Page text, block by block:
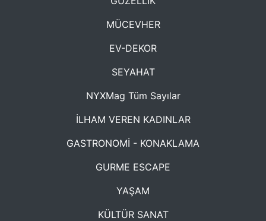
MÜCEVHER
EV-DEKOR
SEYAHAT
NYXMag Tüm Sayılar
İLHAM VEREN KADINLAR
GASTRONOMİ - KONAKLAMA
GURME ESCAPE
YAŞAM
KÜLTÜR SANAT